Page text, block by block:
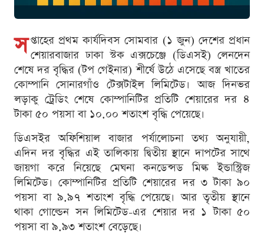
স প্তাহের প্রথম কার্যদিবস সোমবার (১ জুন) দেশের প্রধান
শেয়ারবাজার ঢাকা স্টক এক্সচেঞ্জে (ডিএসই) লেনদেন
শেষে দর বৃদ্ধির (টপ গেইনার) শীর্ষে উঠে এসেছে বস্ত্র খাতের
কোম্পানি সোনারগাঁও টেক্সটাইল লিমিটেড। আজ দিনভর
লড়াকু ট্রেডিং শেষে কোম্পানিটির প্রতিটি শেয়ারের দর ৪
টাকা ৫০ পয়সা বা ১০.০০ শতাংশ বৃদ্ধি পেয়েছে।
ডিএসইর অফিশিয়াল বাজার পর্যালোচনা তথ্য অনুযায়ী,
এদিন দর বৃদ্ধির এই তালিকায় দ্বিতীয় স্থানে দাপটের সাথে
জায়গা করে নিয়েছে মেঘনা কনডেন্সড মিল্ক ইন্ডাস্ট্রিজ
লিমিটেড। কোম্পানিটির প্রতিটি শেয়ারের দর ৩ টাকা ৯০
পয়সা বা ৯.৯৭ শতাংশ বৃদ্ধি পেয়েছে। আর তৃতীয় স্থানে
থাকা গোল্ডেন সন লিমিটেড-এর শেয়ার দর ১ টাকা ৫০
পয়সা বা ৯.৯৩ শতাংশ বেড়েছে।